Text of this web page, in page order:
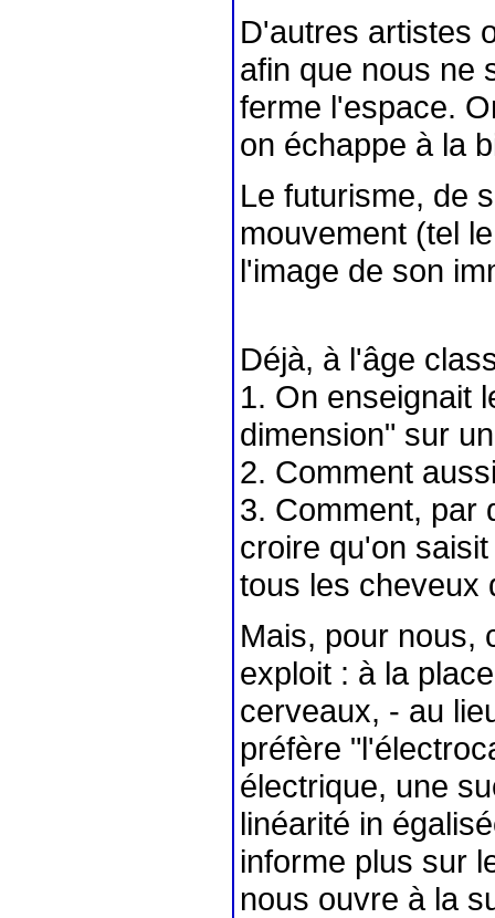
D'autres artistes
afin que nous ne
ferme l'espace.
on échappe à la
Le futurisme, de
mouvement (tel
l'image de son
Déjà, à l'âge
1. On enseignait
dimension" sur
2. Comment
3. Comment, par
croire qu'on
tous les cheveux
Mais, pour nous,
exploit : à la
cerveaux, - au
préfère
électrique, une
linéarité in
informe plus sur
nous ouvre à la